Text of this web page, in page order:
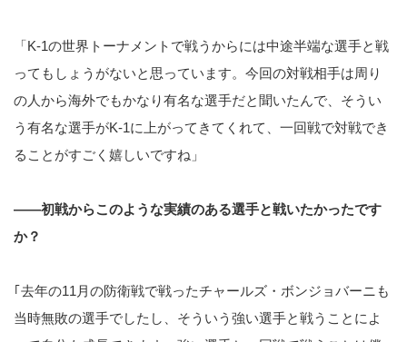
「K-1の世界トーナメントで戦うからには中途半端な選手と戦
ってもしょうがないと思っています。今回の対戦相手は周り
の人から海外でもかなり有名な選手だと聞いたんで、そうい
う有名な選手がK-1に上がってきてくれて、一回戦で対戦でき
ることがすごく嬉しいですね」
――初戦からこのような実績のある選手と戦いたかったです
か？
｢去年の11月の防衛戦で戦ったチャールズ・ボンジョバーニも
当時無敗の選手でしたし、そういう強い選手と戦うことによ